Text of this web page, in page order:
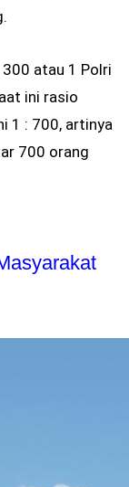
atau 1 Polri
ini rasio
1 : 700, artinya
700 orang